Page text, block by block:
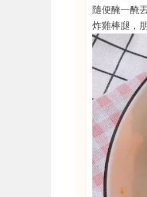
隨便醃一醃
炸雞棒腿，